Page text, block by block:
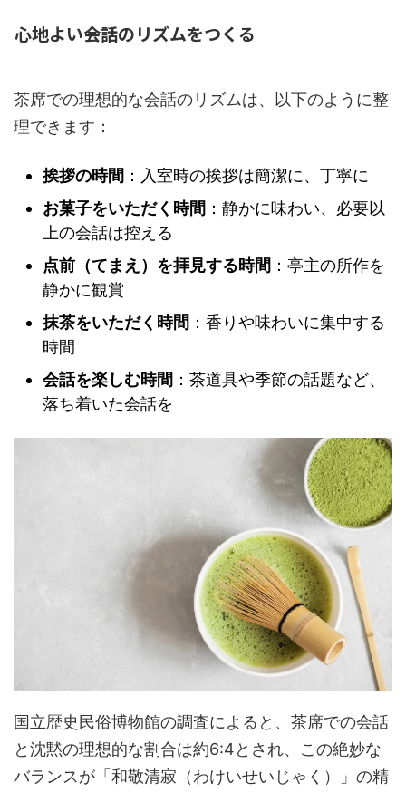
心地よい会話のリズムをつくる
茶席での理想的な会話のリズムは、以下のように整
理できます：
挨拶の時間 ：入室時の挨拶は簡潔に、丁寧に
お菓子をいただく時間 ：静かに味わい、必要以
上の会話は控える
点前（てまえ）を拝見する時間 ：亭主の所作を
静かに観賞
抹茶をいただく時間 ：香りや味わいに集中する
時間
会話を楽しむ時間 ：茶道具や季節の話題など、
落ち着いた会話を
国立歴史民俗博物館の調査によると、茶席での会話
と沈黙の理想的な割合は約6:4とされ、この絶妙な
バランスが「和敬清寂（わけいせいじゃく）」の精